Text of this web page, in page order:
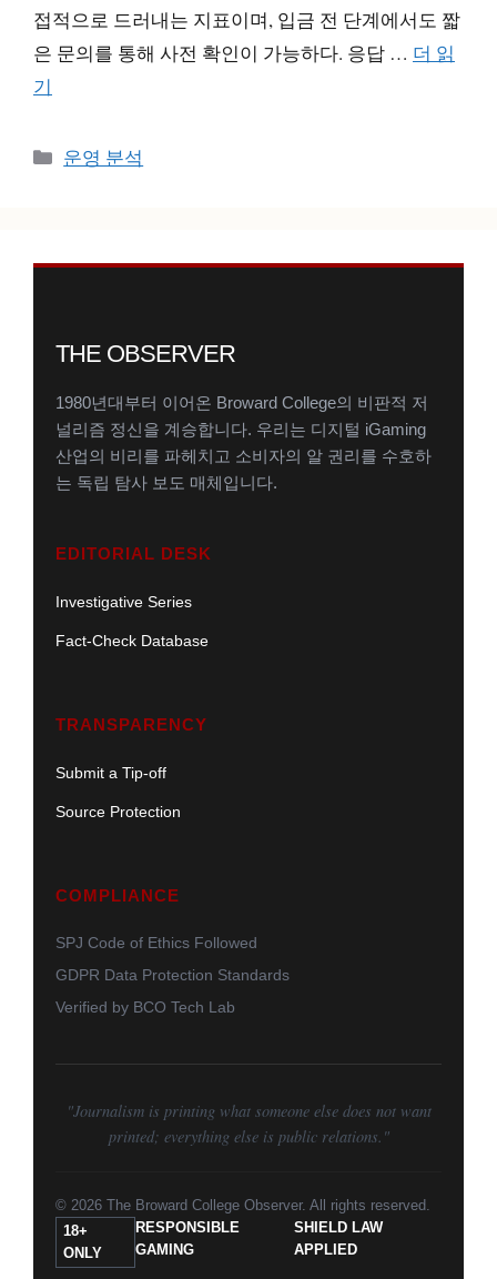
접적으로 드러내는 지표이며, 입금 전 단계에서도 짧
은 문의를 통해 사전 확인이 가능하다. 응답 … 더 읽
기
카
운영 분석
THE OBSERVER
1980년대부터 이어온 Broward College의 비판적 저
널리즘 정신을 계승합니다. 우리는 디지털 iGaming
산업의 비리를 파헤치고 소비자의 알 권리를 수호하
는 독립 탐사 보도 매체입니다.
EDITORIAL DESK
Investigative Series
Fact-Check Database
TRANSPARENCY
Submit a Tip-off
Source Protection
COMPLIANCE
SPJ Code of Ethics Followed
GDPR Data Protection Standards
Verified by BCO Tech Lab
"Journalism is printing what someone else does not want
printed; everything else is public relations."
© 2026 The Broward College Observer. All rights reserved.
18+
ONLY
RESPONSIBLE
GAMING
SHIELD LAW
APPLIED